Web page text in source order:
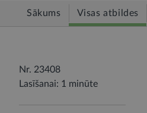
Sākums Visas atbildes
Nr. 23408
Lasīšanai: 1 minūte